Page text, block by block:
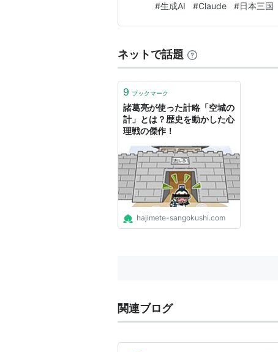
た。諸葛孔明や徳川家康が用い
のことでした。事実であれば
#生成AI #Claude #日本三国
ネットで話題
9 ブックマーク
諸葛亮が使った計略「空城の
計」とは？歴史を動かした心
理戦の傑作！
hajimete-sangokushi.com
関連ブログ